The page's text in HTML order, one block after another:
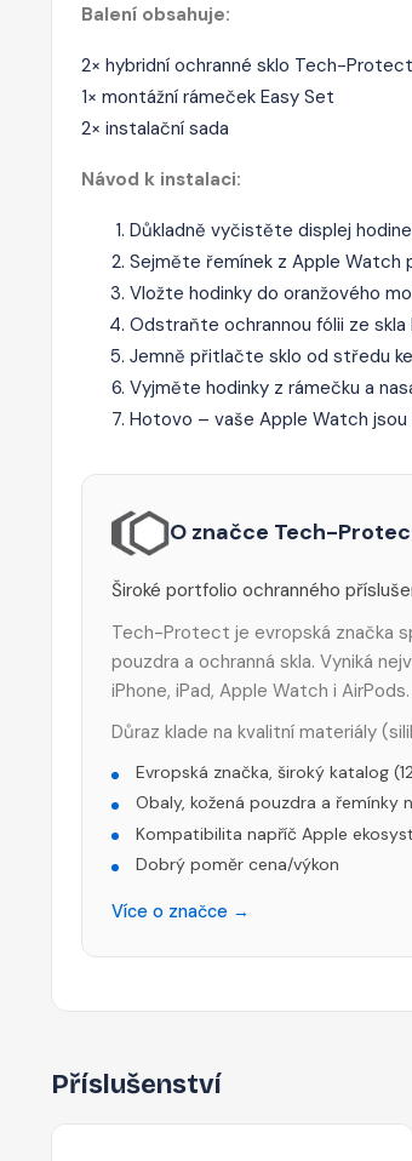
Balení obsahuje:
2× hybridní ochranné sklo Tech-
1× montážní rámeček Easy Set
2× instalační sada
Návod k instalaci:
Důkladně vyčistěte displej
Sejměte řemínek z Apple Watch
Vložte hodinky do oranžového
Odstraňte ochrannou fólii ze
Jemně přitlačte sklo od středu
Vyjměte hodinky z rámečku a
Hotovo – vaše Apple Watch jsou
O značce Tech-
Široké portfolio ochranného
Tech-Protect je evropská značka
pouzdra a ochranná skla. Vyniká
iPhone, iPad, Apple Watch i AirPods.
Důraz klade na kvalitní materiály
Evropská značka, široký katalog
Obaly, kožená pouzdra a řemínky
Kompatibilita napříč Apple
Dobrý poměr cena/výkon
Více o značce →
Příslušenství